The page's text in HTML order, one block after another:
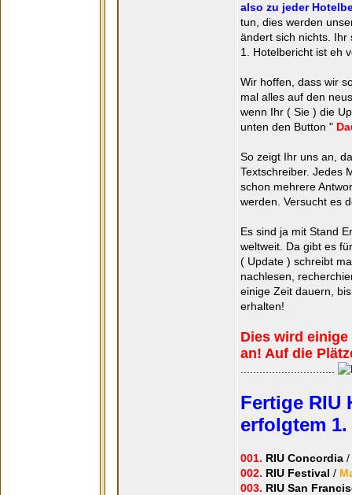
also zu jeder
tun, dies werden
ändert sich nichts. Ihr
1. Hotelbericht ist eh
Wir hoffen, dass wir
mal alles auf den
wenn Ihr ( Sie ) die
unten den Button "
So zeigt Ihr uns an,
Textschreiber. Jedes
schon mehrere
werden. Versucht es
Es sind ja mit Stand
weltweit. Da gibt es
( Update ) schreibt
nachlesen,
einige Zeit dauern,
erhalten!
Dies wird
an! Auf die
Fertige RIU
erfolgtem
001. RIU Concordia /
002. RIU Festival /
003. RIU San